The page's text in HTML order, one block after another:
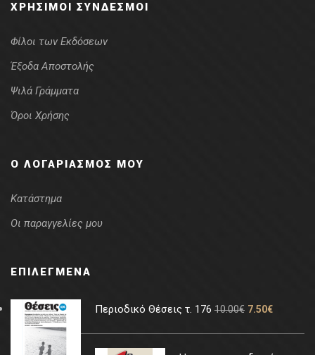
ΧΡΉΣΙΜΟΙ ΣΎΝΔΕΣΜΟΙ
Φίλοι των Εκδόσεων
Έξοδα Αποστολής
Ψιλά Γράμματα
Όροι Χρήσης
Ο ΛΟΓΑΡΙΑΣΜΌΣ ΜΟΥ
Κατάστημα
Οι παραγγελίες μου
ΕΠΙΛΕΓΜΈΝΑ
Περιοδικό Θέσεις τ. 176 10.00€ 7.50€